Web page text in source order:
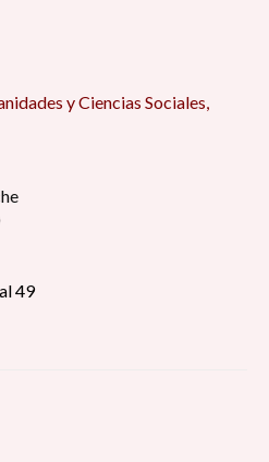
y Ciencias Sociales,
49